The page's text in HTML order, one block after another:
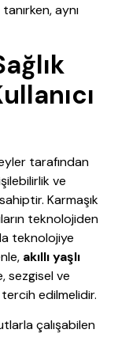
aynı
tarafından
ve
Karmaşık
teknolojiden
teknolojiye
akıllı yaşlı
sezgisel ve
edilmelidir.
çalışabilen